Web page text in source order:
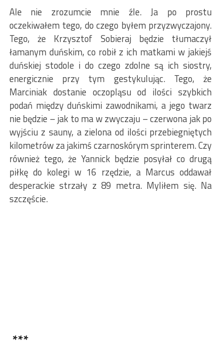
Ale nie zrozumcie mnie źle. Ja po prostu
oczekiwałem tego, do czego byłem przyzwyczajony.
Tego, że Krzysztof Sobieraj będzie tłumaczył
łamanym duńskim, co robił z ich matkami w jakiejś
duńskiej stodole i do czego zdolne są ich siostry,
energicznie przy tym gestykulując. Tego, że
Marciniak dostanie oczopląsu od ilości szybkich
podań między duńskimi zawodnikami, a jego twarz
nie będzie – jak to ma w zwyczaju – czerwona jak po
wyjściu z sauny, a zielona od ilości przebiegniętych
kilometrów za jakimś czarnoskórym sprinterem. Czy
również tego, że Yannick będzie posyłał co drugą
piłkę do kolegi w 16 rzędzie, a Marcus oddawał
desperackie strzały z 89 metra. Myliłem się. Na
szczęście.
***